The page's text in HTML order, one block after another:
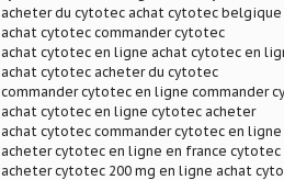
acheter du cytotec achat cytotec belgique
achat cytotec commander cytotec
achat cytotec en ligne achat cytotec en
achat cytotec acheter du cytotec
commander cytotec en ligne commander
achat cytotec en ligne cytotec acheter
achat cytotec commander cytotec en ligne
acheter cytotec en ligne en france cytotec
acheter cytotec 200 mg en ligne achat